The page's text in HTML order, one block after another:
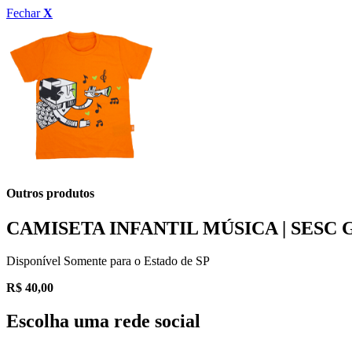
FecharX
Outros produtos
CAMISETA INFANTIL MÚSICA | SESC
Disponível Somente para o Estado de SP
R$ 40,00
Escolha uma rede social